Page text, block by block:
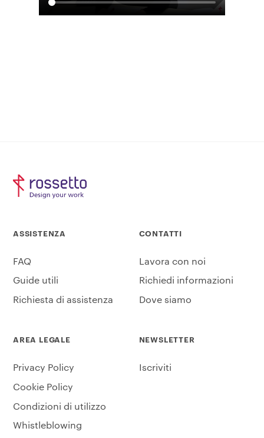
ASSISTENZA
FAQ
Guide utili
Richiesta di assistenza
CONTATTI
Lavora con noi
Richiedi informazioni
Dove siamo
AREA LEGALE
Privacy Policy
Cookie Policy
Condizioni di utilizzo
Whistleblowing
NEWSLETTER
Iscriviti